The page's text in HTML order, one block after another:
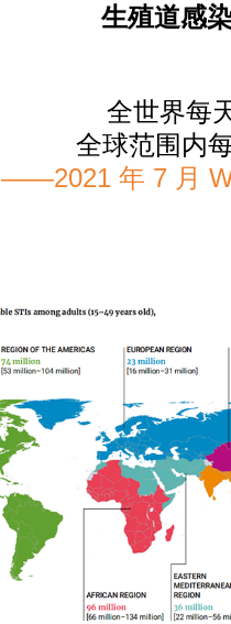
生殖道感
全世界每
全球范围内
——2021 年 7 月